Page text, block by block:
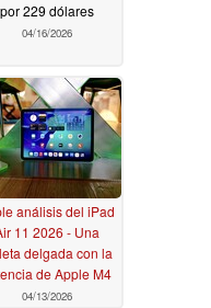
por 229 dólares
04/16/2026
análisis del iPad
11 2026 - Una
delgada con la
de Apple M4
04/13/2026